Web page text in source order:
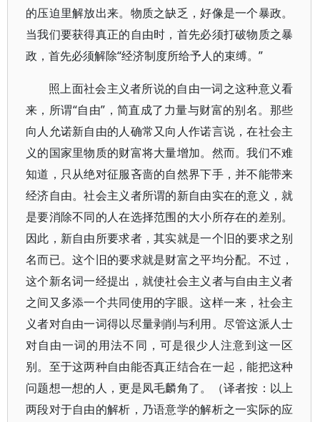
的压迫里解放出来。物质之缺乏，好像是一个暴政。
当我们要获得真正的自由时，首先必须打破物质之暴
政，首先必须解除“经济制度所给予人的束缚。”
照上面社会主义者所说的自由一词之这种意义看
来，所谓“自由”，简直成了力量与财富的别名。那些
向人允诺新自由的人确常又向人作诺言说，在社会主
义的国家里物质的财富将大量增加。然而。我们不难
知道，只从绝对征服吝啬的自然界下手，并不能带来
经济自由。社会主义者所谓的新自由实在的意义，就
是要消除不同的人在选择范围的大小所存在的差别。
因此，新自由所要求者，其实就是一个旧的要求之别
名而已。这个旧的要求就是财富之平均分配。不过，
这个新名词一经提出，就使社会主义者与自由主义者
之间又多添一个共同使用的字眼。这样一来，社会主
义者对自由一词得以尽量剥削与利用。尽管这派人士
对自由一词的用法不同，可是很少人注意到这一区
别。至于这两种自由能否真正结合在一起，能把这种
问题想一想的人，更是凤毛麟角了。（译者按：以上
两段对于自由的解析，乃语意学的解析之一实际的应